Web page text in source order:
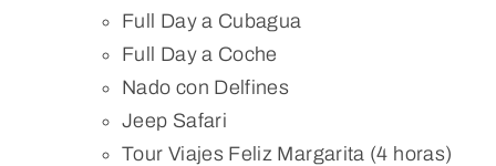
Full Day a Cubagua
Full Day a Coche
Nado con Delfines
Jeep Safari
Tour Viajes Feliz Margarita (4 horas)